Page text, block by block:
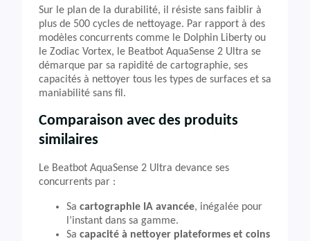
Sur le plan de la durabilité, il résiste sans faiblir à
plus de 500 cycles de nettoyage. Par rapport à des
modèles concurrents comme le Dolphin Liberty ou
le Zodiac Vortex, le Beatbot AquaSense 2 Ultra se
démarque par sa rapidité de cartographie, ses
capacités à nettoyer tous les types de surfaces et sa
maniabilité sans fil.
Comparaison avec des produits
similaires
Le Beatbot AquaSense 2 Ultra devance ses
concurrents par :
Sa cartographie IA avancée, inégalée pour
l’instant dans sa gamme.
Sa capacité à nettoyer plateformes et coins